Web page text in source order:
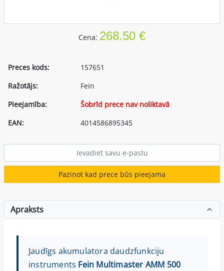
Cena: 268.50 €
Preces kods:
157651
Ražotājs:
Fein
Pieejamība:
Šobrīd prece nav noliktavā
EAN:
4014586895345
Paziņot kad prece būs pieejama
Apraksts
Jaudīgs akumulatora daudzfunkciju
instruments Fein Multimaster AMM 500